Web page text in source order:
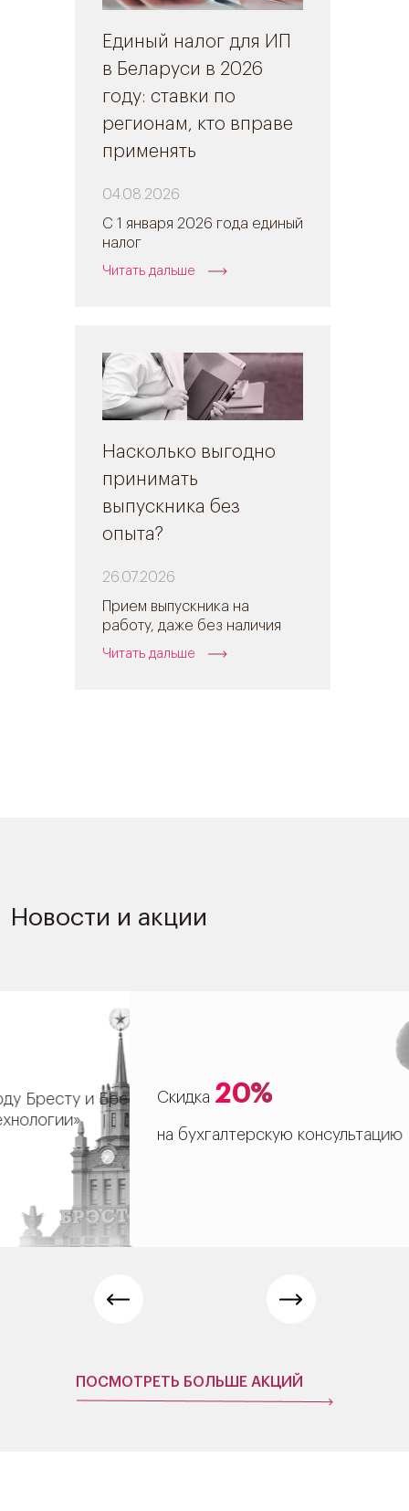
Единый налог для ИП
в Беларуси в 2026
году: ставки по
регионам, кто вправе
применять
04.08.2026
С 1 января 2026 года единый
налог
Читать дальше
Насколько выгодно
принимать
выпускника без
опыта?
26.07.2026
Прием выпускника на
работу, даже без наличия
Читать дальше
Новости и акции
Скидка20%
на бухгалтерскую консультацию
ПОСМОТРЕТЬ БОЛЬШЕ АКЦИЙ